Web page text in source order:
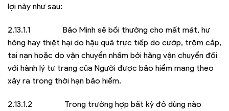
lợi này như sau:
2.13.1.1 Bảo Minh sẽ bồi thường cho mất mát, hư
hỏng hay thiệt hại do hậu quả trực tiếp do cướp, trộm cắp,
tai nạn hoặc do vận chuyển nhầm bởi hãng vận chuyển đối
với hành lý tư trang của Người được bảo hiểm mang theo
xảy ra trong thời hạn bảo hiểm.
2.13.1.2 Trong trường hợp bất kỳ đồ dùng nào